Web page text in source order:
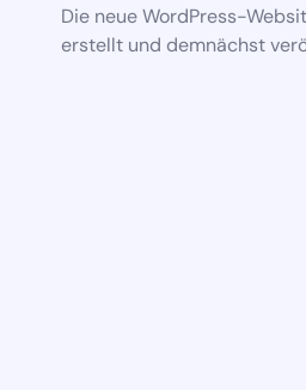
Die neue WordPress-
erstellt und demnächst